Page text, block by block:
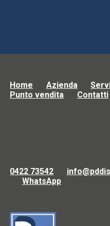
Home Azienda
Punto vendita
Contatti
0422 73542
WhatsApp